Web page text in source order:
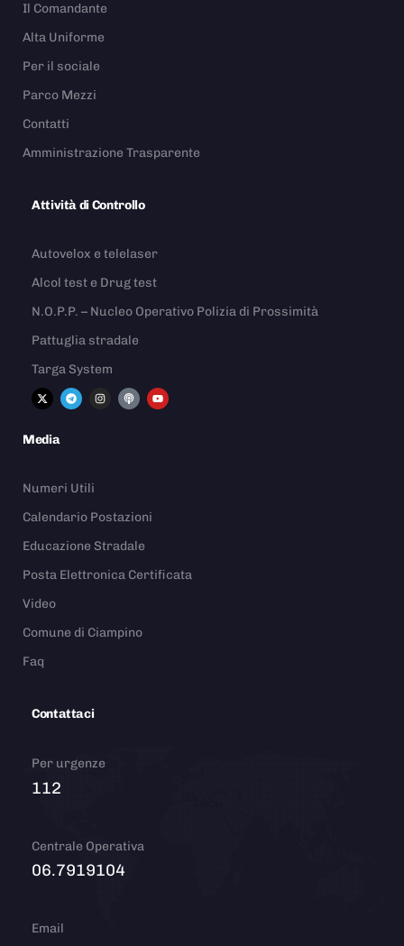
Il Comandante
Alta Uniforme
Per il sociale
Parco Mezzi
Contatti
Amministrazione Trasparente
Attività di Controllo
Autovelox e telelaser
Alcol test e Drug test
N.O.P.P. – Nucleo Operativo Polizia di Prossimità
Pattuglia stradale
Targa System
Media
Numeri Utili
Calendario Postazioni
Educazione Stradale
Posta Elettronica Certificata
Video
Comune di Ciampino
Faq
Contattaci
Per urgenze
112
Centrale Operativa
06.7919104
Email